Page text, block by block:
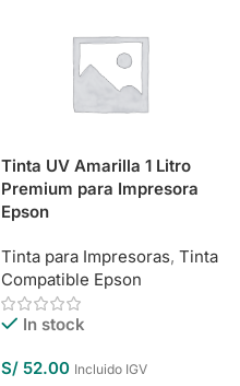
Tinta UV Amarilla 1 Litro
Premium para Impresora
Epson
Tinta para Impresoras, Tinta
Compatible Epson
In stock
S/ 52.00 Incluido IGV